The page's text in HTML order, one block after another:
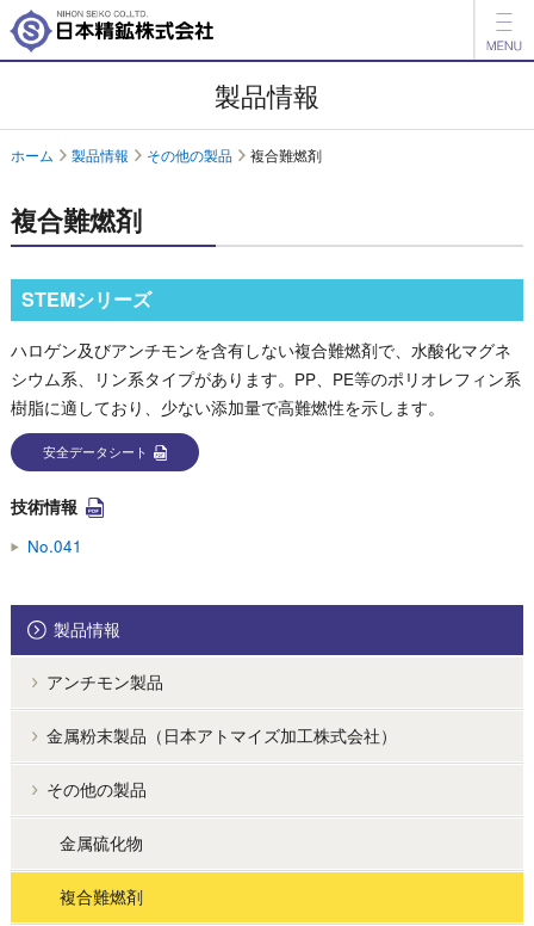
開発品情報
IR情報
ESG情報
採用情報
アグリ事業
製品情報
ホーム 製品情報 その他の製品 複合難燃剤
複合難燃剤
STEMシリーズ
ハロゲン及びアンチモンを含有しない複合難燃剤で、水酸化マグネ
シウム系、リン系タイプがあります。PP、PE等のポリオレフィン系
樹脂に適しており、少ない添加量で高難燃性を示します。
安全データシート
技術情報
No.041
製品情報
アンチモン製品
金属粉末製品（日本アトマイズ加工株式会社）
その他の製品
金属硫化物
複合難燃剤